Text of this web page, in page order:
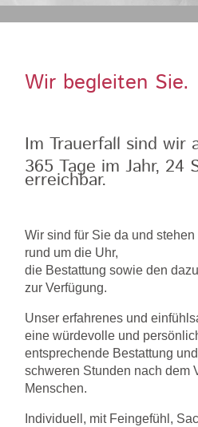
Wir begleiten Sie.
Im Trauerfall sind wir
365 Tage im Jahr, 24
erreichbar.
Wir sind für Sie da und
rund um die Uhr,
die Bestattung sowie den
zur Verfügung.
Unser erfahrenes und
eine würdevolle und
entsprechende Bestattung
schweren Stunden nach dem
Menschen.
Individuell, mit Feingefühl,